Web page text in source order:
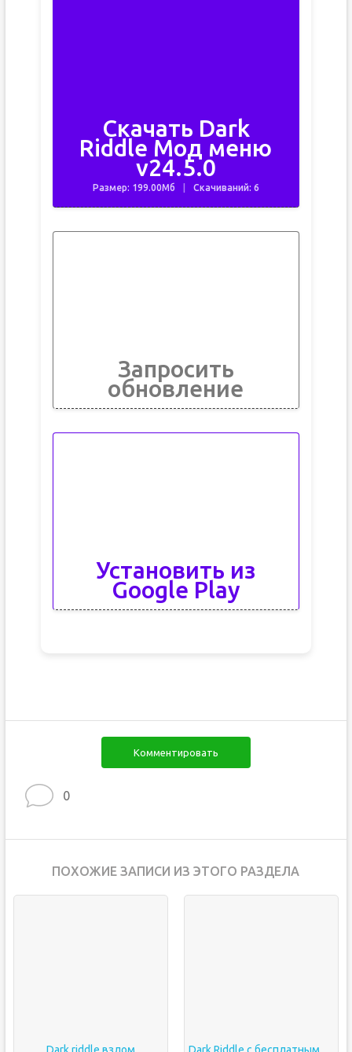
Скачать Dark
Riddle Мод меню
v24.5.0
Размер: 199.00Мб Скачиваний: 6
Запросить
обновление
Установить из
Google Play
Комментировать
0
ПОХОЖИЕ ЗАПИСИ ИЗ ЭТОГО РАЗДЕЛА